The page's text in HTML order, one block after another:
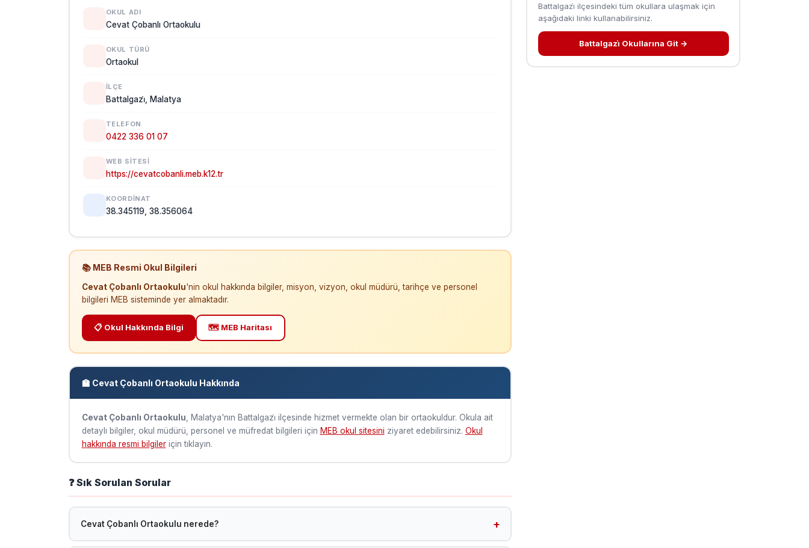
OKUL ADI
Cevat Çobanlı Ortaokulu
OKUL TÜRÜ
Ortaokul
İLÇE
Battalgazi̇, Malatya
TELEFON
0422 336 01 07
WEB SITESI
https://cevatcobanli.meb.k12.tr
KOORDINAT
38.345119, 38.356064
📚 MEB Resmi Okul Bilgileri
Cevat Çobanlı Ortaokulu'nin okul hakkında bilgiler, misyon, vizyon, okul müdürü, tarihçe ve personel
bilgileri MEB sisteminde yer almaktadır.
📋 Okul Hakkında Bilgi 🗺️ MEB Haritası
🏫 Cevat Çobanlı Ortaokulu Hakkında
Cevat Çobanlı Ortaokulu , Malatya'nın Battalgazi̇ ilçesinde hizmet vermekte olan bir ortaokuldur. Okula ait
detaylı bilgiler, okul müdürü, personel ve müfredat bilgileri için MEB okul sitesini ziyaret edebilirsiniz. Okul
hakkında resmi bilgileriçin tıklayın.
❓ Sık Sorulan Sorular
Cevat Çobanlı Ortaokulu nerede?
Battalgazi̇ ilçesindeki tüm okullara ulaşmak için
aşağıdaki linki kullanabilirsiniz.
Battalgazi̇ Okullarına Git →